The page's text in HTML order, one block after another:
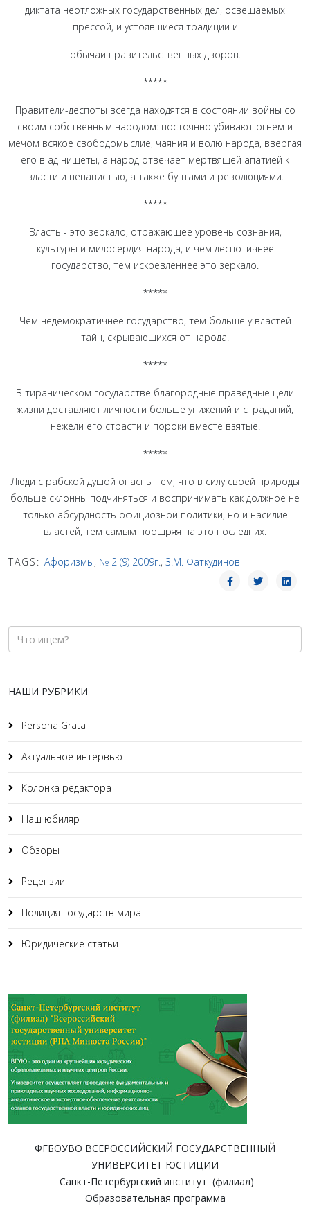
диктата неотложных государственных дел, освещаемых
прессой, и устоявшиеся традиции и
обычаи правительственных дворов.
*****
Правители-деспоты всегда находятся в состоянии войны со
своим собственным народом: постоянно убивают огнём и
мечом всякое свободомыслие, чаяния и волю народа, ввергая
его в ад нищеты, а народ отвечает мертвящей апатией к
власти и ненавистью, а также бунтами и революциями.
*****
Власть - это зеркало, отражающее уровень сознания,
культуры и милосердия народа, и чем деспотичнее
государство, тем искревленнее это зеркало.
*****
Чем недемократичнее государство, тем больше у властей
тайн, скрывающихся от народа.
*****
В тираническом государстве благородные праведные цели
жизни доставляют личности больше унижений и страданий,
нежели его страсти и пороки вместе взятые.
*****
Люди с рабской душой опасны тем, что в силу своей природы
больше склонны подчиняться и воспринимать как должное не
только абсурдность официозной политики, но и насилие
властей, тем самым поощряя на это последних.
TAGS: Афоризмы, № 2 (9) 2009г., З.М. Фаткудинов
НАШИ РУБРИКИ
Persona Grata
Актуальное интервью
Колонка редактора
Наш юбиляр
Обзоры
Рецензии
Полиция государств мира
Юридические статьи
ФГБОУВО ВСЕРОССИЙСКИЙ ГОСУДАРСТВЕННЫЙ
УНИВЕРСИТЕТ ЮСТИЦИИ
Санкт-Петербургский институт (филиал)
Образовательная программа